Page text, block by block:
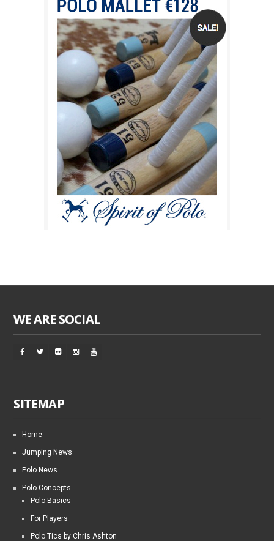
WE ARE SOCIAL
SITEMAP
Home
Jumping News
Polo News
Polo Concepts
Polo Basics
For Players
Polo Tics by Chris Ashton